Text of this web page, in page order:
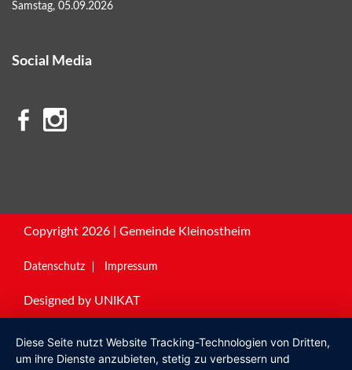
Samstag, 05.09.2026
Social Media
Copyright 2026 | Gemeinde Kleinostheim
Datenschutz Impressum
Designed by UNIKAT
Diese Seite nutzt Website Tracking-Technologien von Dritten,
um ihre Dienste anzubieten, stetig zu verbessern und